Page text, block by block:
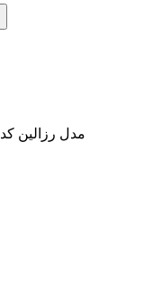
/ مدل رزالین کد 127